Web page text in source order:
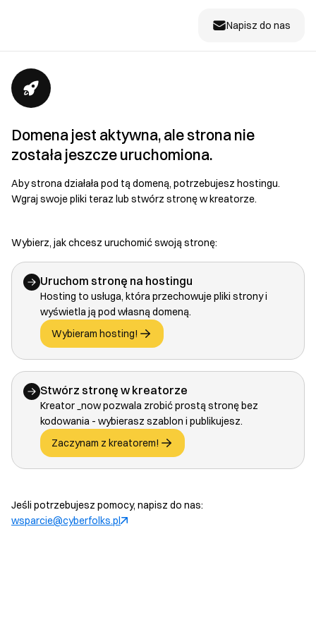
Napisz do nas
Domena jest aktywna, ale strona nie
została jeszcze uruchomiona.
Aby strona działała pod tą domeną, potrzebujesz hostingu.
Wgraj swoje pliki teraz lub stwórz stronę w kreatorze.
Wybierz, jak chcesz uruchomić swoją stronę:
Uruchom stronę na hostingu
Hosting to usługa, która przechowuje pliki strony i
wyświetla ją pod własną domeną.
Wybieram hosting!
Stwórz stronę w kreatorze
Kreator _now pozwala zrobić prostą stronę bez
kodowania - wybierasz szablon i publikujesz.
Zaczynam z kreatorem!
Jeśli potrzebujesz pomocy, napisz do nas:
wsparcie@cyberfolks.pl